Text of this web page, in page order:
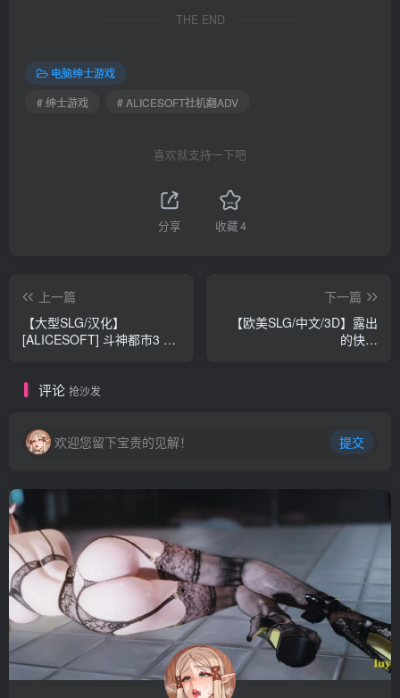
THE END
电脑绅士游戏
# 绅士游戏
# ALICESOFT社机翻ADV
喜欢就支持一下吧
分享 收藏4
上一篇
【大型SLG/汉化】
[ALICESOFT] 斗神都市3 精
下一篇
【欧美SLG/中文/3D】露出
的快乐
评论 抢沙发
欢迎您留下宝贵的见解！ 提交